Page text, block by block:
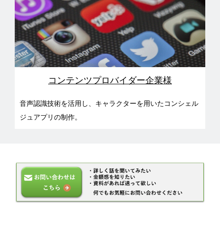
コンテンツプロバイダー企業様
音声認識技術を活用し、キャラクターを用いたコンシェル
ジュアプリの制作。